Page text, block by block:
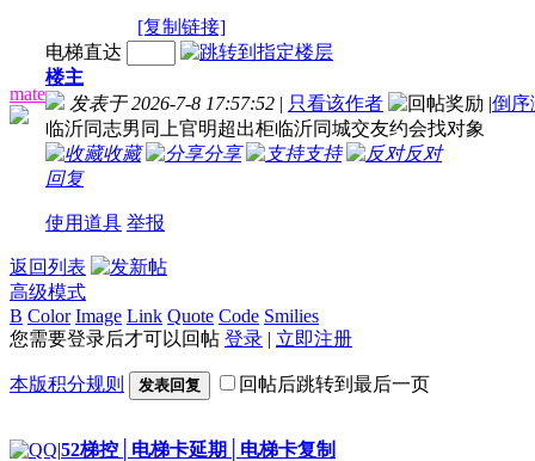
[复制链接]
mate
电梯直达
楼主
发表于 2026-7-8 17:57:52 | 只看该作者 |倒序
临沂同志男同上官明超出柜临沂同城交友约会找对象
收藏
分享 支持
反对
回复
使用道具 举报
返回列表
高级模式
B Color Image Link Quote Code Smilies
您需要登录后才可以回帖 登录 | 立即注册
本版积分规则 发表回复 回帖后跳转到最后一页
|52梯控│电梯卡延期│电梯卡复制